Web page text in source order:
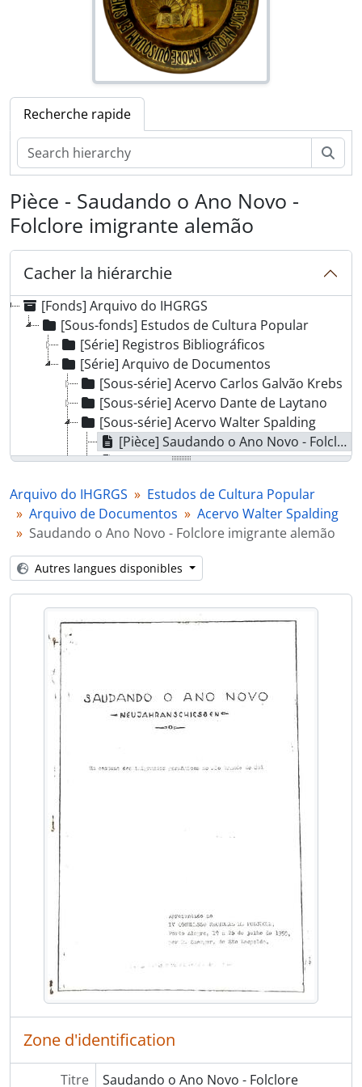
Recherche rapide
Pièce - Saudando o Ano Novo -
Folclore imigrante alemão
Cacher la hiérarchie
[Fonds] Arquivo do IHGRGS
[Sous-fonds] Estudos de Cultura Popular
[Série] Registros Bibliográficos
[Série] Arquivo de Documentos
[Sous-série] Acervo Carlos Galvão Krebs
[Sous-série] Acervo Dante de Laytano
[Sous-série] Acervo Walter Spalding
[Pièce] Saudando o Ano Novo - Folclore imigrante alemão
[Pièce] Discurso de Renato Almeida no 4º Congresso Brasileiro de Folclore
[Pièce] Programa do 4º Congresso Brasileiro de Folclore
[Pièce] A importância do folclore no desenvolvimento turístico
[Pièce] Divulgação do 5º Congresso Tradicionalista
[Pièce] Programa do 5º Congresso Tradicionalista
[Pièce] Adagiário gaúcho de Vitor Russomano
[Pièce] Fato folclórico - Vitor Russomano
[Pièce] Definição de folclore - Vitor Russomano
[Pièce] Mario de Andrade e o folclore
[Pièce] Outros títulos da ciência folclórica
[Pièce] Questionários ou inquéritos folclóricos
[Pièce] A palavra folclore
[Pièce] Ata de criação da Associação Sulriograndense de Folclore
[Pièce] Campanha em Defesa do Folclore Brasileiro
[Pièce] Campanha em Defesa do Folclore Brasileiro
[Pièce] Campanha em Defesa do Folclore Brasileiro
[Pièce] Campanha em Defesa do Folclore Brasileiro
[Pièce] Clipagem - Inaugurada a Quizena do Museu
[Pièce] Clipagem - A contribuição europeia no folclore paulista
[Pièce] Clipagem - Tradições gauchas
[Pièce] Clipagem - Congresso Estadual de Folclore
[Pièce] Clipagem - V Congresso Tradicionalista
[Pièce] Clipagem - Congresso de Folclore
[Pièce] Clipagem - IV Congresso Brasileiro de Folclore
[Pièce] Clipagem - Estudo do Folclore
[Pièce] Clipagem - IV Congresso Brasileiro de Folclore
[Pièce] Clipagem - Medalha Silvio Romero
[Pièce] IV Congresso Brasileiro de Folclore
[Pièce] Evento CTG Rincao da Lealdade
[Pièce] Correspondência Recebida - Comissão Nacional de Folclore
Arquivo do IHGRGS
Estudos de Cultura Popular
Arquivo de Documentos
Acervo Walter Spalding
Saudando o Ano Novo - Folclore imigrante alemão
Autres langues disponibles
Zone d'identification
Titre
Saudando o Ano Novo - Folclore